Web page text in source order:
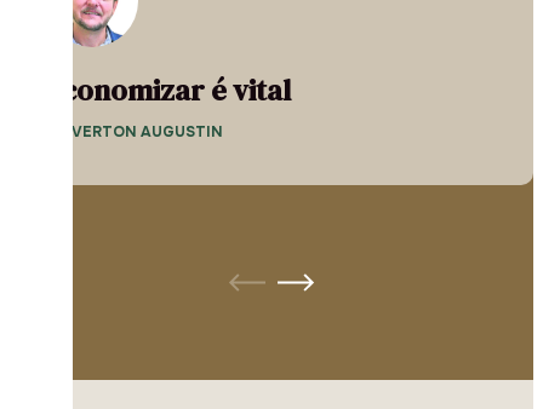
Economizar é vital
— EVERTON AUGUSTIN